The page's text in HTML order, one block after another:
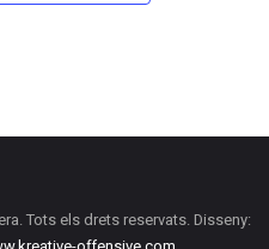
Tots els drets reservats. Disseny: